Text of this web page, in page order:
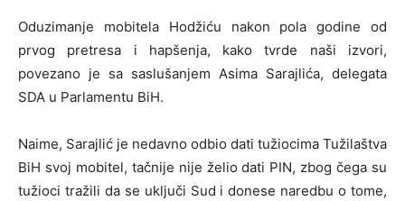
Oduzimanje mobitela Hodžiću nakon pola godine od
prvog pretresa i hapšenja, kako tvrde naši izvori,
povezano je sa saslušanjem Asima Sarajlića, delegata
SDA u Parlamentu BiH.
Naime, Sarajlić je nedavno odbio dati tužiocima Tužilaštva
BiH svoj mobitel, tačnije nije želio dati PIN, zbog čega su
tužioci tražili da se uključi Sud i donese naredbu o tome,